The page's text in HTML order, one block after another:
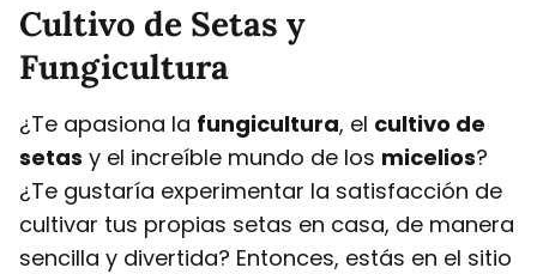
Cultivo de Setas y
Fungicultura
¿Te apasiona la fungicultura, el cultivo de
setas y el increíble mundo de los micelios?
¿Te gustaría experimentar la satisfacción de
cultivar tus propias setas en casa, de manera
sencilla y divertida? Entonces, estás en el sitio